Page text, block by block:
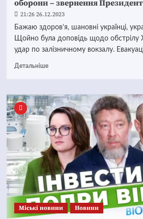
оборони – звернення
21:26 26.12.2023
Бажаю здоров’я, шановні українці,
Щойно була доповідь щодо обстрілу
удар по залізничному вокзалу.
Детальніше
Mіські новини Новини